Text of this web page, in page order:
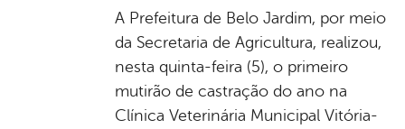
A Prefeitura de Belo Jardim, por meio
da Secretaria de Agricultura, realizou,
nesta quinta-feira (5), o primeiro
mutirão de castração do ano na
Clínica Veterinária Municipal Vitória-